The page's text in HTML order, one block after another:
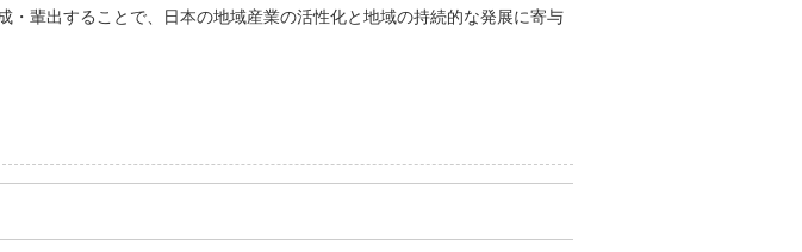
輩出することで、日本の地域産業の活性化と地域の持続的な発展に寄与